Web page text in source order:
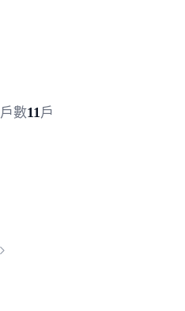
戶數11戶